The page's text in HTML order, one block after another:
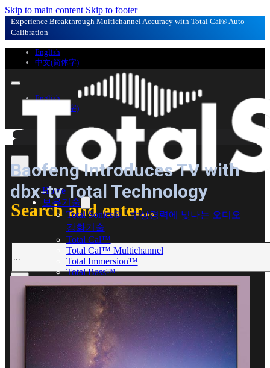
Skip to main content Skip to footer
Experience Breakthrough Multichannel Accuracy with Total Cal® Auto
Calibration
English
中文(简体字)
English
中文(简体字)
Search and enter...
Search
Home
보유기술
Total Sonics® – 수상경력에 빛나는 오디오
강화기술
Total Cal™
Total Cal™ Multichannel
Total Immersion™
Total Bass™
뉴스와 행사
Total Sonics 경험하기
회사소개
Home
보유기술
Baofeng Introduces TV with
dbx-tv Total Technology